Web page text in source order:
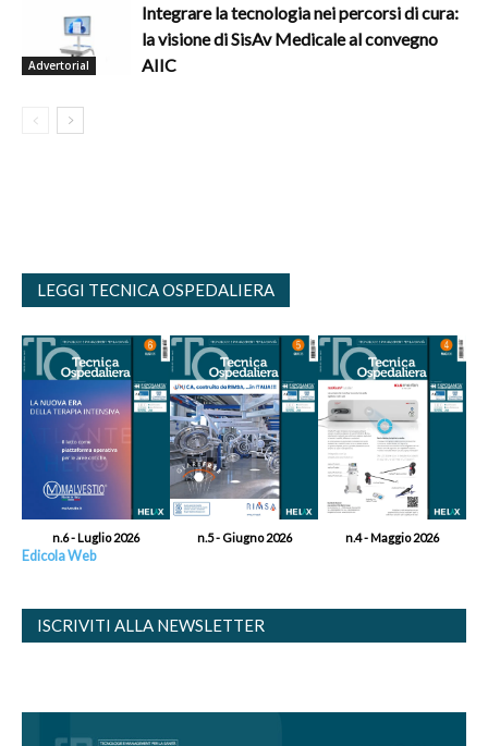
Advertorial
Integrare la tecnologia nei percorsi di cura:
la visione di SisAv Medicale al convegno
AIIC
LEGGI TECNICA OSPEDALIERA
n.6 - Luglio 2026 n.5 - Giugno 2026 n.4 - Maggio 2026
Edicola Web
ISCRIVITI ALLA NEWSLETTER